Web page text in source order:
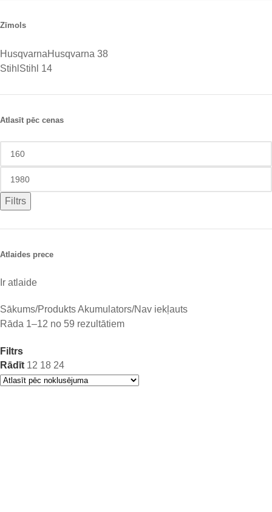
Zīmols
HusqvarnaHusqvarna 38
Stihl Stihl 14
Atlasīt pēc cenas
Filtrs
Atlaides prece
Ir atlaide
Sākums Produkts Akumulators Nav iekļauts
Rāda 1–12 no 59 rezultātiem
Filtrs
Rādīt 12 18 24